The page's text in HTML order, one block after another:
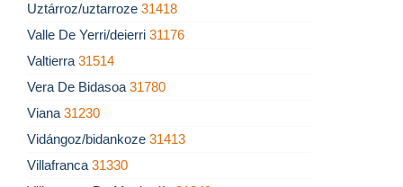
Uztárroz/uztarroze 31418
Valle De Yerri/deierri 31176
Valtierra 31514
Vera De Bidasoa 31780
Viana 31230
Vidángoz/bidankoze 31413
Villafranca 31330